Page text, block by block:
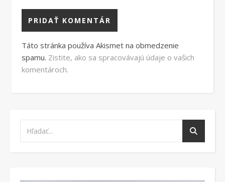
Táto stránka používa Akismet na obmedzenie
spamu. Zistite, ako sa spracovávajú údaje o vašich
komentároch.